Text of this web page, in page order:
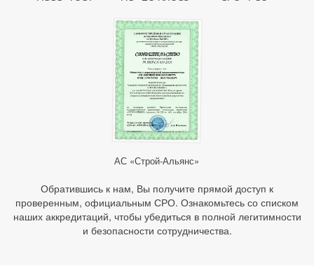
АС «Строй-Альянс»
Обратившись к нам, Вы получите прямой доступ к
проверенным, официальным СРО. Ознакомьтесь со списком
наших аккредитаций, чтобы убедиться в полной легитимности
и безопасности сотрудничества.